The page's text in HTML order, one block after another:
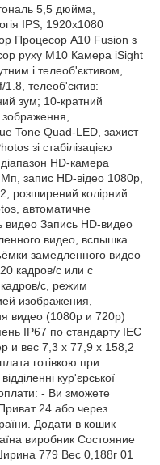
5,5 дюйма,
IPS, 1920x1080
Процесор A10 Fusion з
руху M10 Камера iSight
і телеоб'єктивом,
1.8, телеоб'єктив:
зум; 10-кратний
Tone Quad-LED, захист
зі стабілізацією
HD-камера
запис HD-відео 1080p,
розширений колірний
автоматичне
видео Запись HD-видео
видео, вспышка
замедленного видео
кадров/с или с
с, режим
изображения,
видео (1080p и 720p)
IP67 по стандарту IEC
и вес 7,3 х 77,9 х 158,2
готівкою при
кур'єрської
- Ви зможете
24 або через
Додати в кошик
виробник Состояние
779 Вес 0,188г 01